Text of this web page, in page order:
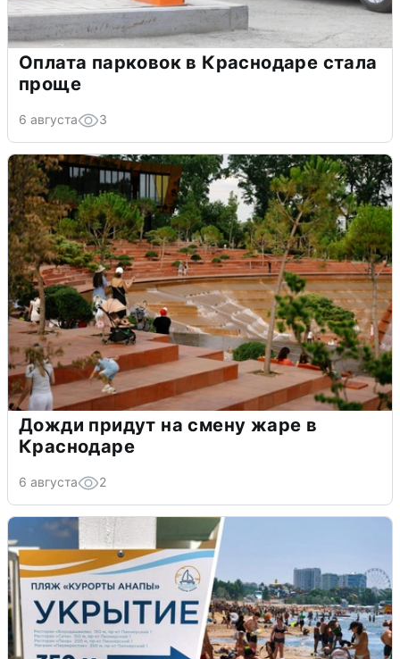
Оплата парковок в Краснодаре стала
проще
6 августа 3
Дожди придут на смену жаре в
Краснодаре
6 августа 2